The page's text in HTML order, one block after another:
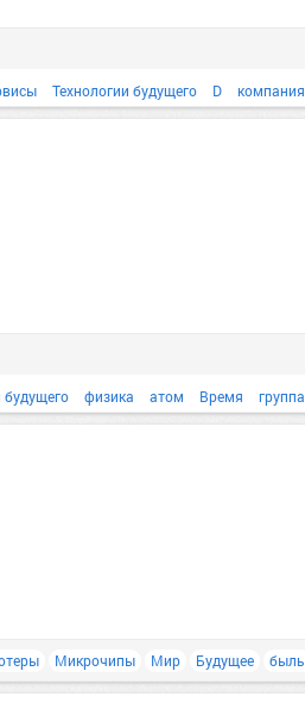
Технологии будущего D компания
будущего физика атом Время группа
Микрочипы Мир Будущее быль